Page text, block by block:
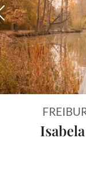
Bild
Vorheriges Bild